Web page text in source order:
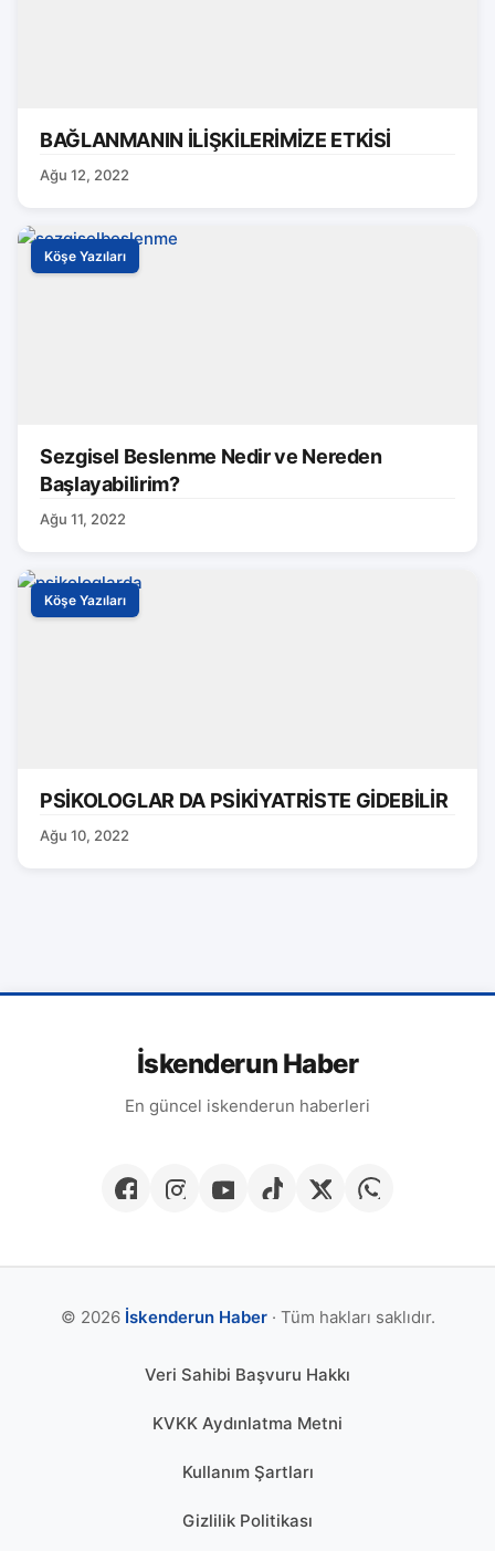
BAĞLANMANIN İLİŞKİLERİMİZE ETKİSİ
Ağu 12, 2022
Köşe Yazıları
Sezgisel Beslenme Nedir ve Nereden
Başlayabilirim?
Ağu 11, 2022
Köşe Yazıları
PSİKOLOGLAR DA PSİKİYATRİSTE GİDEBİLİR
Ağu 10, 2022
İskenderun Haber
En güncel iskenderun haberleri
© 2026 İskenderun Haber· Tüm hakları saklıdır.
Veri Sahibi Başvuru Hakkı
KVKK Aydınlatma Metni
Kullanım Şartları
Gizlilik Politikası